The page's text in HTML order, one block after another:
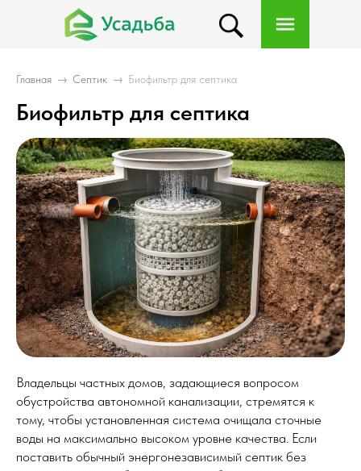
Главная → Септик → Биофильтр для септика
Биофильтр для септика
Владельцы частных домов, задающиеся вопросом
обустройства автономной канализации, стремятся к
тому, чтобы установленная система очищала сточные
воды на максимально высоком уровне качества. Если
поставить обычный энергонезависимый септик без